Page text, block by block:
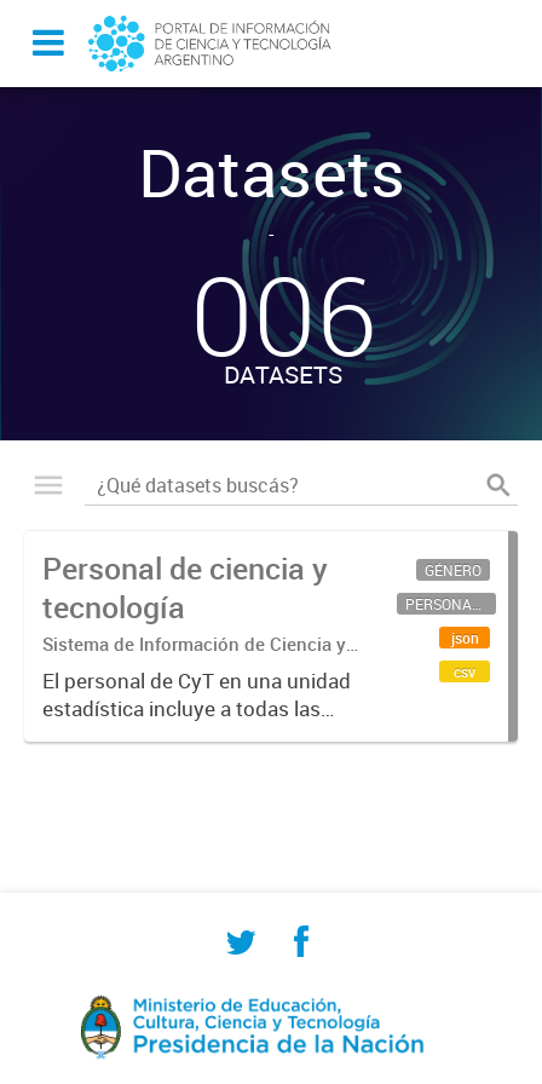
Datasets
-
006
DATASETS
Personal de ciencia y
tecnología
Sistema de Información de Ciencia y
Tecnología Argentino (SICYTAR)
El personal de CyT en una unidad
estadística incluye a todas las
personas involucradas
GÉNERO
PERSONAL CIENTÍFICO-TECNOLÓGICO
json
csv